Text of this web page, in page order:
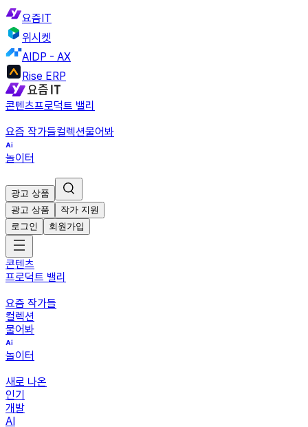
요즘IT
위시켓
AIDP - AX
Rise ERP
콘텐츠프로덕트 밸리
요즘 작가들컬렉션물어봐
놀이터
광고 상품
광고 상품
작가 지원
로그인
회원가입
콘텐츠
프로덕트 밸리
요즘 작가들
컬렉션
물어봐
놀이터
새로 나온
인기
개발
AI